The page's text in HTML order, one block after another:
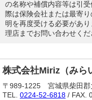
の名称や補償内容等は引
際は保険会社または最寄
明を再度受ける必要があ
理店までお問い合わせくだ
株式会社Miriz（みら
〒989-1225 宮城県柴田郡
TEL. 0224-52-6818 / FAX.